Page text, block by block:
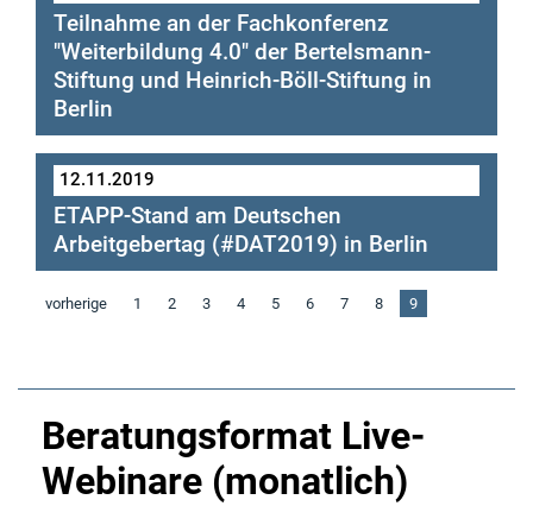
https://www.experimentierraeume.de/
Teilnahme an der Fachkonferenz
"Weiterbildung 4.0" der Bertelsmann-
Stiftung und Heinrich-Böll-Stiftung in
Berlin
12.11.2019
ETAPP-Stand am Deutschen
Arbeitgebertag (#DAT2019) in Berlin
vorherige 1 2 3 4 5 6 7 8 9
Beratungsformat Live-
Webinare (monatlich)